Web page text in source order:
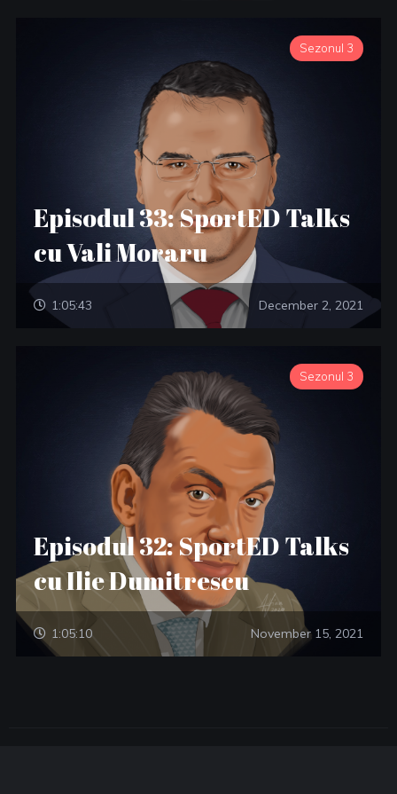
Sezonul 3
Episodul 33: SportED Talks
cu Vali Moraru
1:05:43 December 2, 2021
Sezonul 3
Episodul 32: SportED Talks
cu Ilie Dumitrescu
1:05:10 November 15, 2021